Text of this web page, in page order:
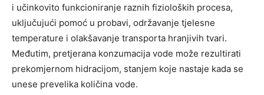
i učinkovito funkcioniranje raznih fizioloških procesa,
uključujući pomoć u probavi, održavanje tjelesne
temperature i olakšavanje transporta hranjivih tvari.
Međutim, pretjerana konzumacija vode može rezultirati
prekomjernom hidracijom, stanjem koje nastaje kada se
unese prevelika količina vode.